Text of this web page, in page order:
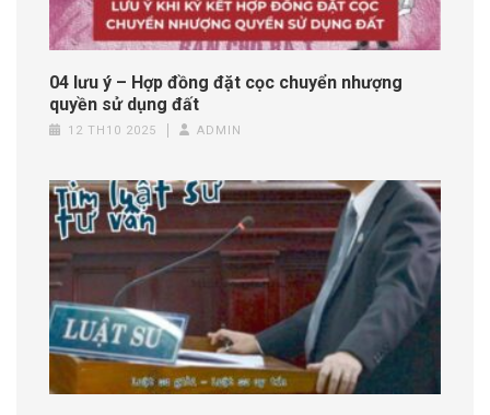
04 lưu ý – Hợp đồng đặt cọc chuyển nhượng
quyền sử dụng đất
12 TH10 2025 ADMIN